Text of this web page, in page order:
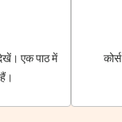
एक पाठ में